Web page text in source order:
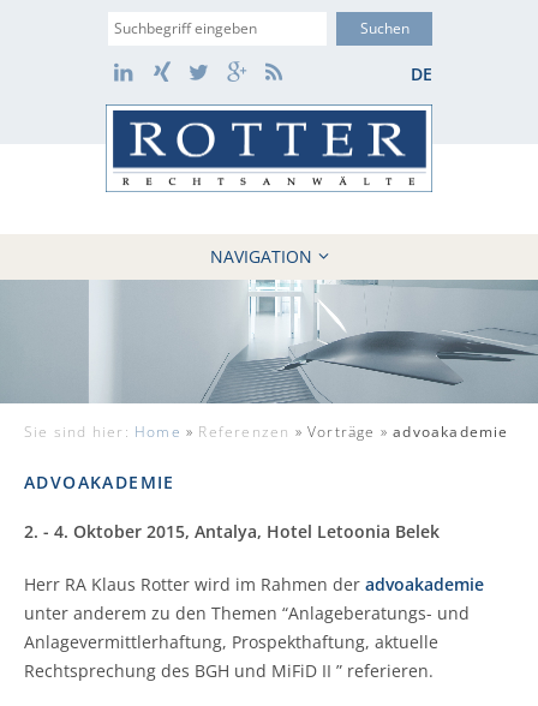
Suche
DE
LinkedIn
Xing TwitterGoogle+
RSS
NAVIGATION
HOME
KANZLEI
10 GRÜNDE
FÄLLE
REFERENZEN
Sie sind hier: Home » Referenzen »Vorträge »advoakademie
ADVOAKADEMIE
2. - 4. Oktober 2015, Antalya, Hotel Letoonia Belek
Herr RA Klaus Rotter wird im Rahmen der advoakademie
unter anderem zu den Themen “Anlageberatungs- und
Anlagevermittlerhaftung, Prospekthaftung, aktuelle
Rechtsprechung des BGH und MiFiD II ” referieren.